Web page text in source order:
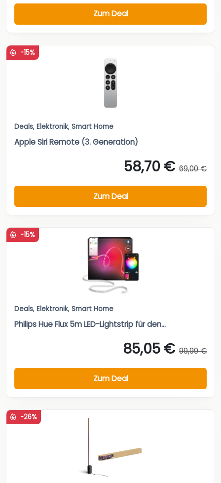
Zum Deal
-15%
Deals, Elektronik, Smart Home
Apple Siri Remote (3. Generation)
58,70 € 69,00 €
Zum Deal
-15%
Deals, Elektronik, Smart Home
Philips Hue Flux 5m LED-Lightstrip für den...
85,05 € 99,99 €
Zum Deal
-26%